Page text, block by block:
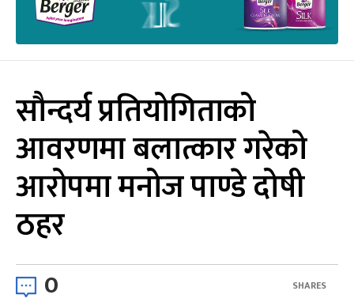
सौन्दर्य प्रतियोगिताको
आवरणमा बलात्कार गरेको
आरोपमा मनोज पाण्डे दोषी
ठहर
0 SHARES